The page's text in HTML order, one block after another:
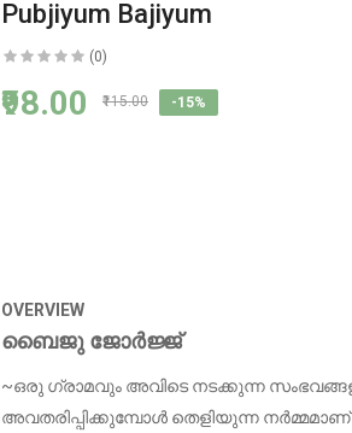
Pubjiyum Bajiyum
(0)
₹98.00 ₹115.00 -15%
OVERVIEW
ബൈജു ജോര്‍ജ്ജ്
~ഒരു ഗ്രാമവും അവിടെ നടക്കുന്ന
അവതരിപ്പിക്കുമ്പോള്‍ തെളിയുന്ന നര്‍മ്മമാണ്